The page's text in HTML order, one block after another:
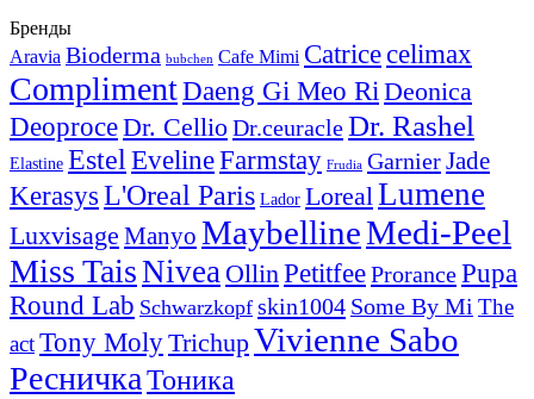
Бренды
Aravia Bioderma bubchen Cafe Mimi Catricecelimax
ComplimentDaeng Gi Meo RiDeonica
DeoproceDr. CellioDr.ceuracleDr. Rashel
Elastine Estel EvelineFarmstay Frudia GarnierJade
KerasysL'Oreal Paris Lador LorealLumene
Luxvisage Manyo MaybellineMedi-Peel
Miss TaisNivea OllinPetitfeeProrancePupa
Round Lab Schwarzkopf skin1004 Some By Mi The
actTony MolyTrichupVivienne Sabo
РесничкаТоника